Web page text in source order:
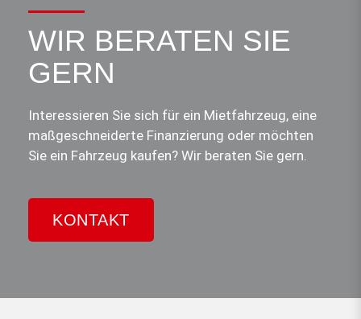
WIR BERATEN SIE
GERN
Interessieren Sie sich für ein Mietfahrzeug, eine
maßgeschneiderte Finanzierung oder möchten
Sie ein Fahrzeug kaufen? Wir beraten Sie gern.
KONTAKT